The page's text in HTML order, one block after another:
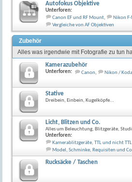
Autofokus Objektive
Unterforen:
Canon EF und RF Mount, Nikon
Vergleiche von AF Objektiven
Zubehör
Alles was irgendwie mit Fotografie zu tun
Kamerazubehör
Unterforen: Canon, Nikon /
Stative
Dreibein, Einbein, Kugelköpfe...
Licht, Blitzen und Co.
Alles um Beleuchtung, Blitzgeräte,
Unterforen:
Kamerablitzgeräte, TTL und nicht TTL
Model, Schminke, Requisiten und Co
Rucksäcke / Taschen